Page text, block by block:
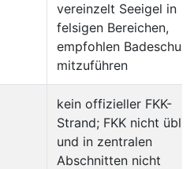
vereinzelt Seeigel in
felsigen Bereichen,
empfohlen
mitzuführen
kein offizieller FKK-
Strand; FKK nicht
und in zentralen
Abschnitten nicht